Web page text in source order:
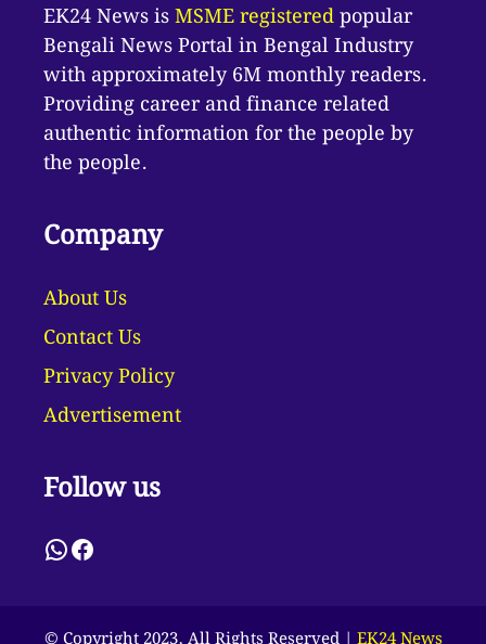
EK24 News isMSME registeredpopular
Bengali News Portal in Bengal Industry
with approximately 6M monthly readers.
Providing career and finance related
authentic information for the people by
the people.
Company
About Us
Contact Us
Privacy Policy
Advertisement
Follow us
WhatsApp
Facebook